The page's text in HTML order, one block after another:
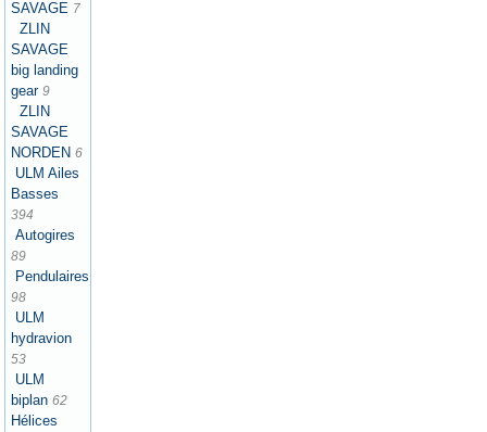
SAVAGE 7
ZLIN
SAVAGE
big landing
gear 9
ZLIN
SAVAGE
NORDEN 6
ULM Ailes
Basses
394
Autogires
89
Pendulaires
98
ULM
hydravion
53
ULM
biplan 62
Hélices